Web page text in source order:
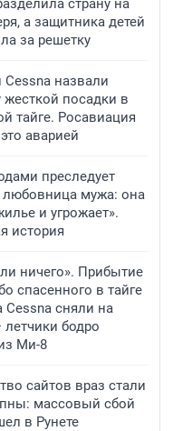
страну на
а защитника детей
за решетку
Cessna назвали
жесткой посадки в
тайге. Росавиация
аварией
преследует
мужа: она
и угрожает».
история
ничего». Прибытие
спасенного в тайге
Cessna сняли на
бодро
Ми-8
сайтов враз стали
массовый сбой
в Рунете